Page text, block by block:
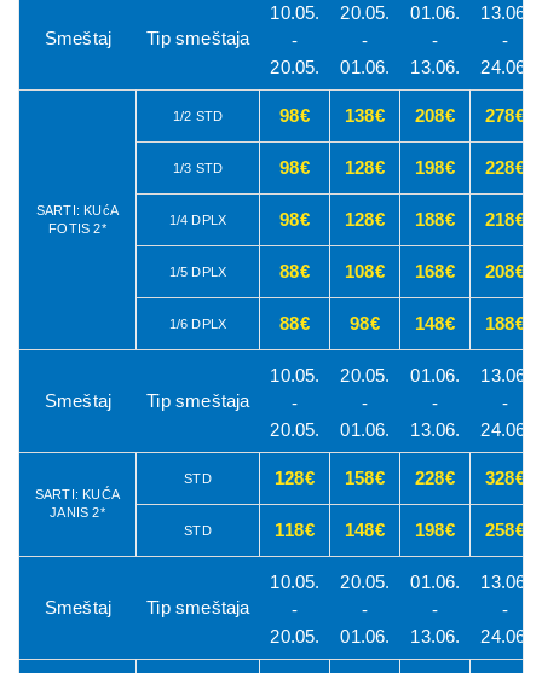
Smeštaj Tip smeštaja
10.05.
-
20.05.
20.05.
-
01.06.
01.06.
-
13.06.
13.06.
-
24.06.
SARTI: KUćA
FOTIS 2*
1/2 STD 98€ 138€ 208€ 278€
1/3 STD 98€ 128€ 198€ 228€
1/4 DPLX 98€ 128€ 188€ 218€
1/5 DPLX 88€ 108€ 168€ 208€
1/6 DPLX 88€ 98€ 148€ 188€
Smeštaj Tip smeštaja
10.05.
-
20.05.
20.05.
-
01.06.
01.06.
-
13.06.
13.06.
-
24.06.
SARTI: KUĆA
JANIS 2*
STD 128€ 158€ 228€ 328€
STD 118€ 148€ 198€ 258€
Smeštaj Tip smeštaja
10.05.
-
20.05.
20.05.
-
01.06.
01.06.
-
13.06.
13.06.
-
24.06.